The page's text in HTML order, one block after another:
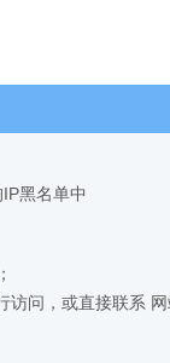
黑名单中
问，或直接联系 网